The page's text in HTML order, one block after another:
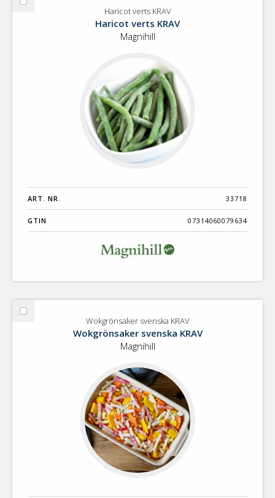
Välj
Haricot verts KRAV
Haricot verts KRAV
Magnihill
ART. NR. 33718
GTIN 07314060079634
Välj
Wokgrönsaker svenska KRAV
Wokgrönsaker svenska KRAV
Magnihill